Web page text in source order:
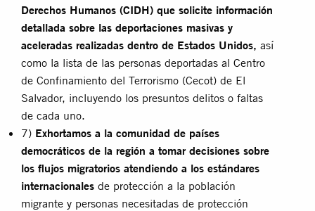
Derechos Humanos (CIDH) que solicite información
detallada sobre las deportaciones masivas y
aceleradas realizadas dentro de Estados Unidos, así
como la lista de las personas deportadas al Centro
de Confinamiento del Terrorismo (Cecot) de El
Salvador, incluyendo los presuntos delitos o faltas
de cada uno.
7) Exhortamos a la comunidad de países
democráticos de la región a tomar decisiones sobre
los flujos migratorios atendiendo a los estándares
internacionales de protección a la población
migrante y personas necesitadas de protección